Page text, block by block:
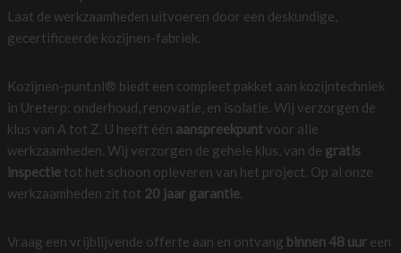
Laat de werkzaamheden uitvoeren door een deskundige,
gecertificeerde kozijnen-fabriek.
Kozijnen-punt.nl® biedt een compleet pakket aan kozijntechniek
in Ureterp: onderhoud, renovatie, en isolatie. Wij verzorgen de
klus van A tot Z. U heeft één aanspreekpuntvoor alle
werkzaamheden. Wij verzorgen de gehele klus, van de gratis
inspectietot het schoon opleveren van het project. Op al onze
werkzaamheden zit tot 20 jaar garantie.
Vraag een vrijblijvende offerte aan en ontvang binnen 48 uureen